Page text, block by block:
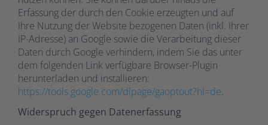
Erfassung der durch den Cookie erzeugten und auf
Ihre Nutzung der Website bezogenen Daten (inkl. Ihrer
IP-Adresse) an Google sowie die Verarbeitung dieser
Daten durch Google verhindern, indem Sie das unter
dem folgenden Link verfügbare Browser-Plugin
herunterladen und installieren:
https://tools.google.com/dlpage/gaoptout?hl=de.
Widerspruch gegen Datenerfassung